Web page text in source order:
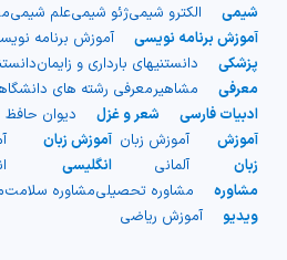
شیمی
الکترو شیمیژئو شیمیعلم شیمی
آموزش برنامه نویسی
آموزش برنامه
پزشکی
دانستنیهای بارداری و زایمان
معرفی
مشاهیرمعرفی رشته های
ادبیات فارسی
شعر و غزل
دیوان حافظ
آموزش
زبان
آموزش زبان
آلمانی
آموزش زبان
انگلیسی
مشاوره
مشاوره تحصیلیمشاوره سلامت
ویدیو
آموزش ریاضی